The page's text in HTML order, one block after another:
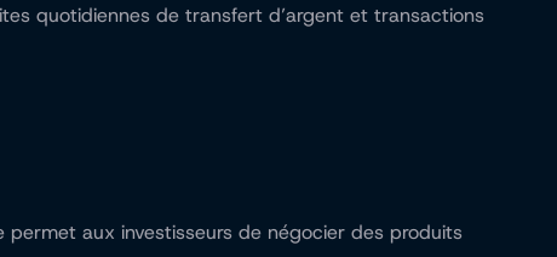
quotidiennes de transfert d’argent et transactions
aux investisseurs de négocier des produits